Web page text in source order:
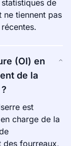
de
ne tiennent pas
(OI) en
de la
est
charge de la
des fourreaux,